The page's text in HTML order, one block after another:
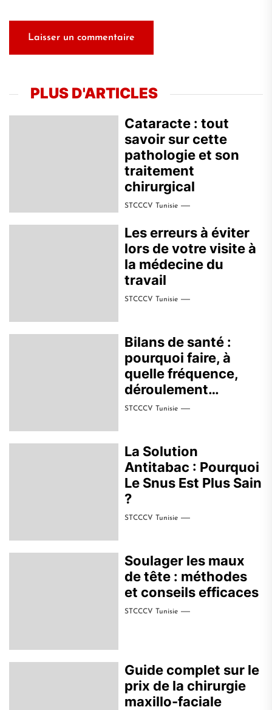
PLUS D'ARTICLES
Cataracte : tout
savoir sur cette
pathologie et son
traitement
chirurgical
STCCCV Tunisie
Les erreurs à éviter
lors de votre visite à
la médecine du
travail
STCCCV Tunisie
Bilans de santé :
pourquoi faire, à
quelle fréquence,
déroulement…
STCCCV Tunisie
La Solution
Antitabac : Pourquoi
Le Snus Est Plus Sain
?
STCCCV Tunisie
Soulager les maux
de tête : méthodes
et conseils efficaces
STCCCV Tunisie
Guide complet sur le
prix de la chirurgie
maxillo-faciale